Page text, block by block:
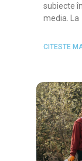
subiecte
media. La
CITESTE